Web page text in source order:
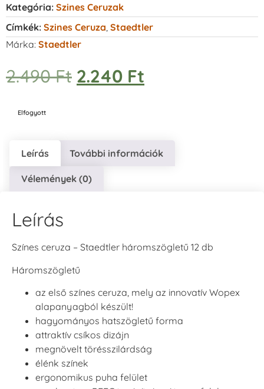
Kategória: Szines Ceruzak
Címkék: Szines Ceruza Staedtler
Márka: Staedtler
2.490Ft 2.240 Ft
Elfogyott
Leírás További információk
Vélemények (0)
Leírás
Színes ceruza – Staedtler háromszögletű 12 db
Háromszögletű
az első színes ceruza, mely az innovatív Wopex
alapanyagból készült!
hagyományos hatszögletű forma
attraktív csíkos dizájn
megnövelt törésszilárdság
élénk színek
ergonomikus puha felület